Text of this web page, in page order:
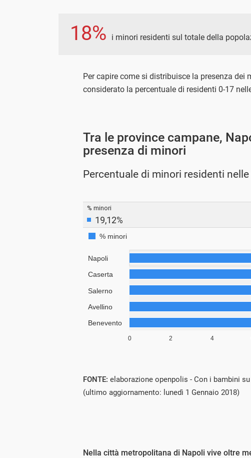
18% i minori residenti sul totale della
Per capire come si distribuisce la presenza
considerato la percentuale di residenti 0-17
Tra le province campane,
presenza di minori
Percentuale di minori residenti
FONTE: elaborazione openpolis - Con i bambini
(ultimo aggiornamento: lunedì 1 Gennaio 2018)
Nella città metropolitana di Napoli vive oltre